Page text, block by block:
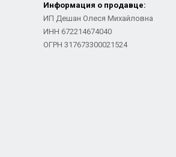
Информация о продавце:
ИП Дешан Олеся Михайловна
ИНН 672214674040
ОГРН 317673300021524